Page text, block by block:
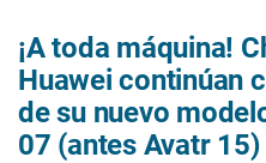
¡A toda máquina!
Huawei continúan
de su nuevo
07 (antes Avatr 15)